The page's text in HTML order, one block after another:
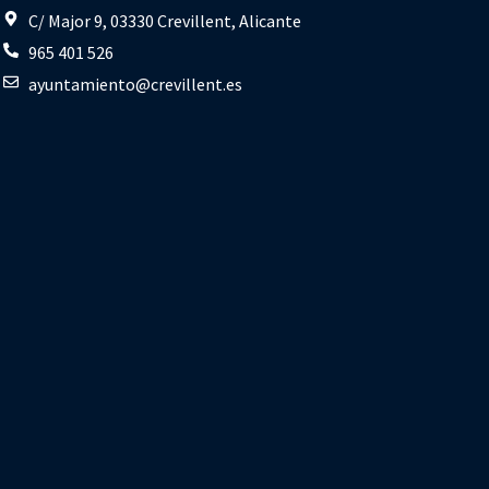
C/ Major 9, 03330 Crevillent, Alicante
965 401 526
ayuntamiento@crevillent.es